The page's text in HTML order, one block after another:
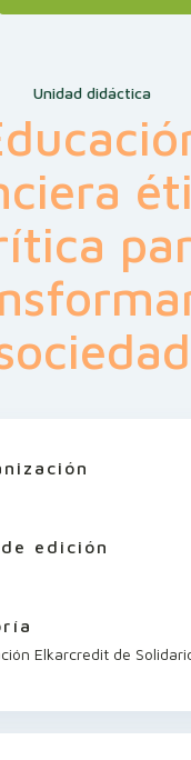
Unidad didáctica
edición
Elkarcredit de